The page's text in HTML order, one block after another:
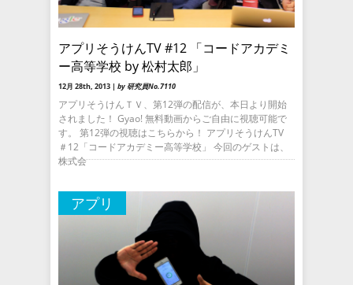
アプリそうけんTV #12 「コードアカデミ
ー高等学校 by 松村太郎」
12月 28th, 2013 | by 研究員No.7110
アプリそうけんＴＶ、第12弾の配信が、本日より開始
されました！ Gyao! 無料動画からご自由に視聴可能で
す。 第12弾の視聴はこちらから！ アプリそうけんTV
＃12「コードアカデミー高等学校」 今回のゲストは、
株式会
アプリ